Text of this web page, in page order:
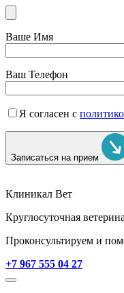
Ваше Имя
Ваш Телефон
Я согласен с
Записаться на прием
Клиникал Вет
Круглосуточная
Проконсультируем и
+7 967 555 04 27